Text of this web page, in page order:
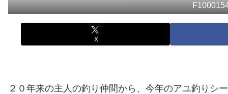
X
２０年来の主人の釣り仲間から、今年のアユ釣りシ